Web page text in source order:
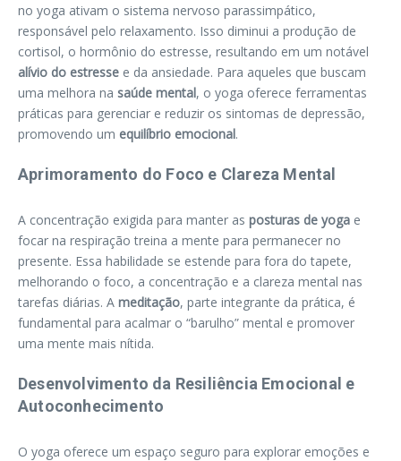
no yoga ativam o sistema nervoso parassimpático,
responsável pelo relaxamento. Isso diminui a produção de
cortisol, o hormônio do estresse, resultando em um notável
alívio do estresse e da ansiedade. Para aqueles que buscam
uma melhora na saúde mental, o yoga oferece ferramentas
práticas para gerenciar e reduzir os sintomas de depressão,
promovendo um equilíbrio emocional.
Aprimoramento do Foco e Clareza Mental
A concentração exigida para manter as posturas de yoga e
focar na respiração treina a mente para permanecer no
presente. Essa habilidade se estende para fora do tapete,
melhorando o foco, a concentração e a clareza mental nas
tarefas diárias. A meditação, parte integrante da prática, é
fundamental para acalmar o “barulho” mental e promover
uma mente mais nítida.
Desenvolvimento da Resiliência Emocional e
Autoconhecimento
O yoga oferece um espaço seguro para explorar emoções e